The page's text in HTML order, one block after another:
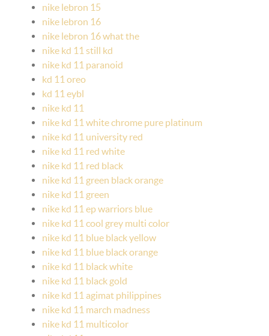
nike lebron 15
nike lebron 16
nike lebron 16 what the
nike kd 11 still kd
nike kd 11 paranoid
kd 11 oreo
kd 11 eybl
nike kd 11
nike kd 11 white chrome pure platinum
nike kd 11 university red
nike kd 11 red white
nike kd 11 red black
nike kd 11 green black orange
nike kd 11 green
nike kd 11 ep warriors blue
nike kd 11 cool grey multi color
nike kd 11 blue black yellow
nike kd 11 blue black orange
nike kd 11 black white
nike kd 11 black gold
nike kd 11 agimat philippines
nike kd 11 march madness
nike kd 11 multicolor